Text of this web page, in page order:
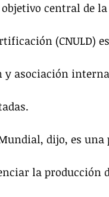
central de
(CNULD)
y asociación
dijo, es
la producción